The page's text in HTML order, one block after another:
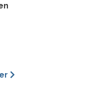
ze